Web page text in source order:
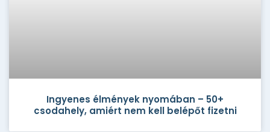
Ingyenes élmények nyomában – 50+
csodahely, amiért nem kell belépőt fizetni